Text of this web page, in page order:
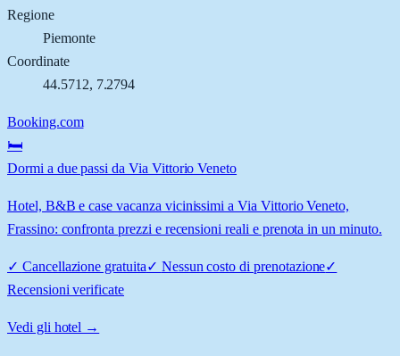
Regione
Piemonte
Coordinate
44.5712, 7.2794
Booking.com
🛏️
Dormi a due passi da Via Vittorio Veneto
Hotel, B&B e case vacanza vicinissimi a Via Vittorio Veneto,
Frassino: confronta prezzi e recensioni reali e prenota in un minuto.
✓ Cancellazione gratuita✓ Nessun costo di prenotazione✓
Recensioni verificate
Vedi gli hotel →